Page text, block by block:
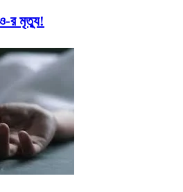
র মৃত্যু!